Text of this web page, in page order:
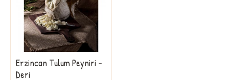
Erzincan Tulum Peyniri -
Deri